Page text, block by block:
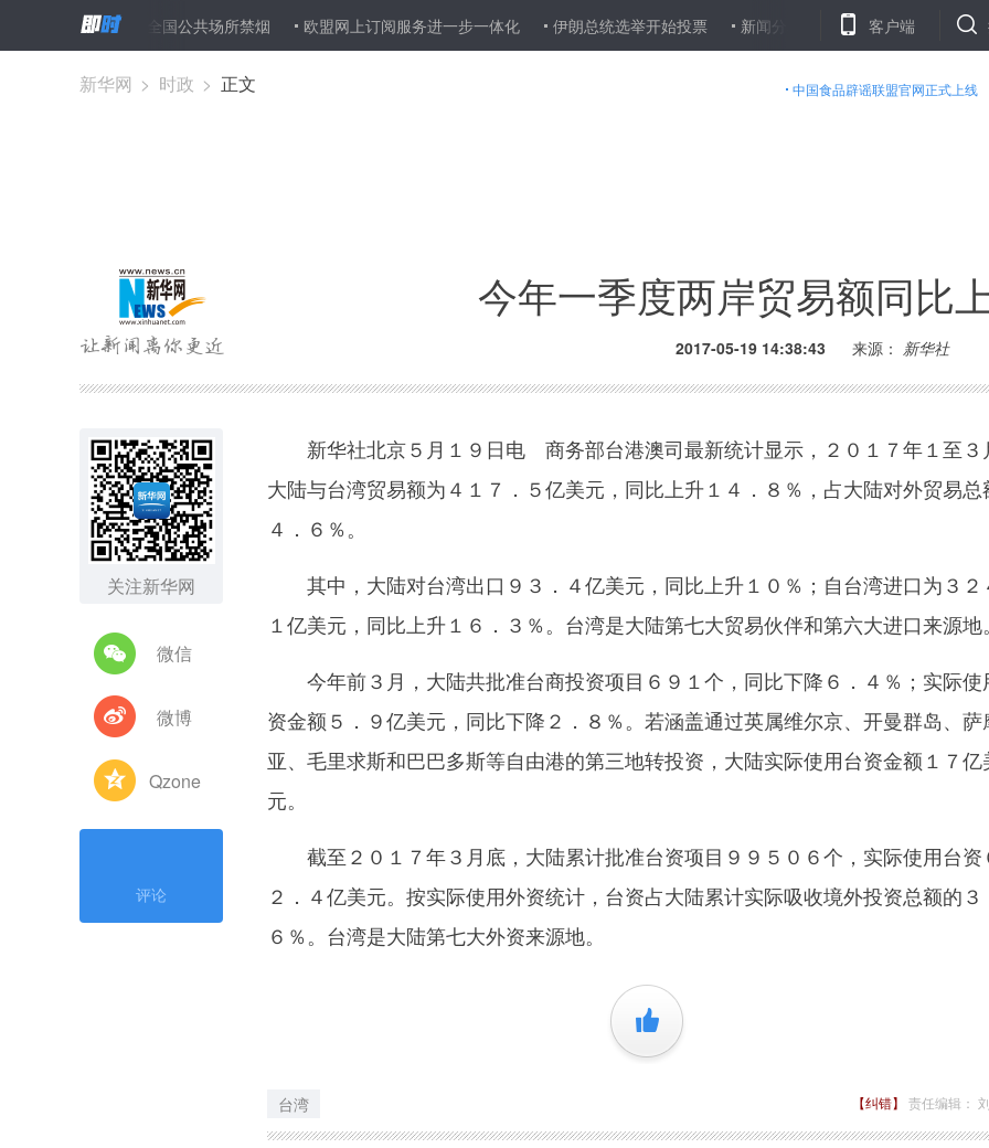
宾总统下令全国公共场所禁烟 欧盟网上订阅服务进一步一体化 伊朗总统选举开始投票 新闻分析：“罗纳德·里根”号出港驶向何方
客户端
中国食品辟谣联盟官网正式上线
新华网 > 时政 > 正文
今年一季度两岸贸易额同比
2017-05-19 14:38:43 来源： 新华社
关注新华网
微信
微博
Qzone
评论
新华社北京５月１９日电 商务部台港澳司最新统计显示，２０１７年１至３
大陆与台湾贸易额为４１７．５亿美元，同比上升１４．８％，占大陆对外贸易总
４．６％。
其中，大陆对台湾出口９３．４亿美元，同比上升１０％；自台湾进口为３２
１亿美元，同比上升１６．３％。台湾是大陆第七大贸易伙伴和第六大进口来源地
今年前３月，大陆共批准台商投资项目６９１个，同比下降６．４％；实际使
资金额５．９亿美元，同比下降２．８％。若涵盖通过英属维尔京、开曼群岛、萨
亚、毛里求斯和巴巴多斯等自由港的第三地转投资，大陆实际使用台资金额１７亿
元。
截至２０１７年３月底，大陆累计批准台资项目９９５０６个，实际使用台资
２．４亿美元。按实际使用外资统计，台资占大陆累计实际吸收境外投资总额的３
６％。台湾是大陆第七大外资来源地。
+1
台湾 【纠错】 责任编辑：